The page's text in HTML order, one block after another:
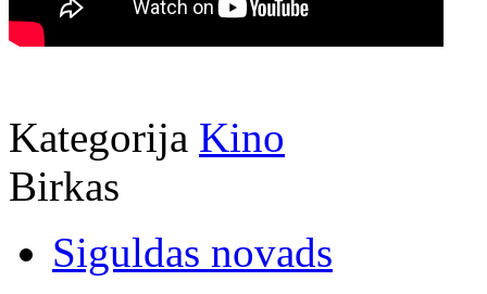
Kategorija Kino
Birkas
Siguldas novads